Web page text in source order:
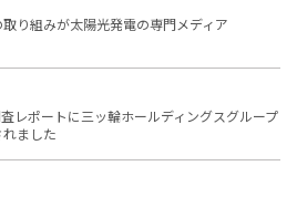
り組みが太陽光発電の専門メディア
レポートに三ッ輪ホールディングスグループ
ました